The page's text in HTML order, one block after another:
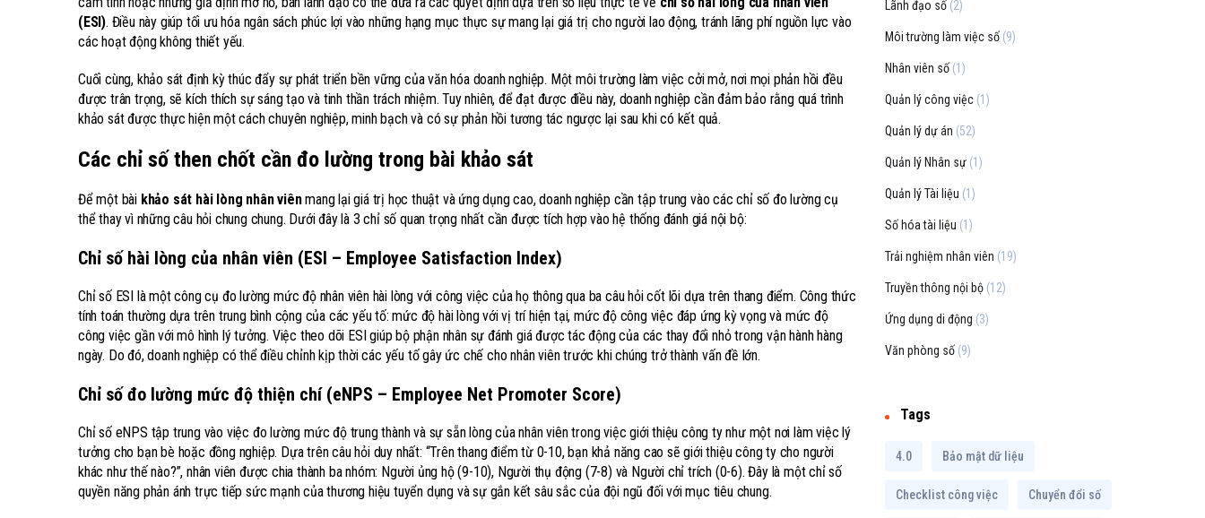
(ESI). Điều này giúp tối ưu hóa ngân sách phúc lợi vào những hạng mục thực sự mang lại giá trị cho người lao động, tránh lãng phí nguồn lực vào
các hoạt động không thiết yếu.
Cuối cùng, khảo sát định kỳ thúc đẩy sự phát triển bền vững của văn hóa doanh nghiệp. Một môi trường làm việc cởi mở, nơi mọi phản hồi đều
được trân trọng, sẽ kích thích sự sáng tạo và tinh thần trách nhiệm. Tuy nhiên, để đạt được điều này, doanh nghiệp cần đảm bảo rằng quá trình
khảo sát được thực hiện một cách chuyên nghiệp, minh bạch và có sự phản hồi tương tác ngược lại sau khi có kết quả.
Các chỉ số then chốt cần đo lường trong bài khảo sát
Để một bài khảo sát hài lòng nhân viênmang lại giá trị học thuật và ứng dụng cao, doanh nghiệp cần tập trung vào các chỉ số đo lường cụ
thể thay vì những câu hỏi chung chung. Dưới đây là 3 chỉ số quan trọng nhất cần được tích hợp vào hệ thống đánh giá nội bộ:
Chỉ số hài lòng của nhân viên (ESI – Employee Satisfaction Index)
Chỉ số ESI là một công cụ đo lường mức độ nhân viên hài lòng với công việc của họ thông qua ba câu hỏi cốt lõi dựa trên thang điểm. Công thức
tính toán thường dựa trên trung bình cộng của các yếu tố: mức độ hài lòng với vị trí hiện tại, mức độ công việc đáp ứng kỳ vọng và mức độ
công việc gần với mô hình lý tưởng. Việc theo dõi ESI giúp bộ phận nhân sự đánh giá được tác động của các thay đổi nhỏ trong vận hành hàng
ngày. Do đó, doanh nghiệp có thể điều chỉnh kịp thời các yếu tố gây ức chế cho nhân viên trước khi chúng trở thành vấn đề lớn.
Chỉ số đo lường mức độ thiện chí (eNPS – Employee Net Promoter Score)
Chỉ số eNPS tập trung vào việc đo lường mức độ trung thành và sự sẵn lòng của nhân viên trong việc giới thiệu công ty như một nơi làm việc lý
tưởng cho bạn bè hoặc đồng nghiệp. Dựa trên câu hỏi duy nhất: “Trên thang điểm từ 0-10, bạn khả năng cao sẽ giới thiệu công ty cho người
khác như thế nào?”, nhân viên được chia thành ba nhóm: Người ủng hộ (9-10), Người thụ động (7-8) và Người chỉ trích (0-6). Đây là một chỉ số
quyền năng phản ánh trực tiếp sức mạnh của thương hiệu tuyển dụng và sự gắn kết sâu sắc của đội ngũ đối với mục tiêu chung.
Lãnh đạo số (2)
Môi trường làm việc số (9)
Nhân viên số (1)
Quản lý công việc (1)
Quản lý dự án (52)
Quản lý Nhân sự (1)
Quản lý Tài liệu (1)
Số hóa tài liệu (1)
Trải nghiệm nhân viên (19)
Truyền thông nội bộ (12)
Ứng dụng di động (3)
Văn phòng số (9)
Tags
4.0 Bảo mật dữ liệu
Checklist công việc Chuyển đổi số